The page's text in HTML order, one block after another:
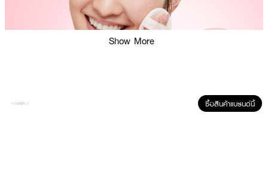
Show More
ซื้อสินค้าแบรนด์นี้